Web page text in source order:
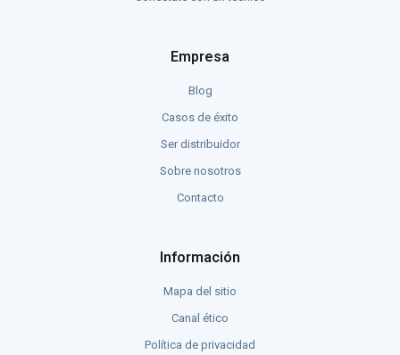
Empresa
Blog
Casos de éxito
Ser distribuidor
Sobre nosotros
Contacto
Información
Mapa del sitio
Canal ético
Política de privacidad